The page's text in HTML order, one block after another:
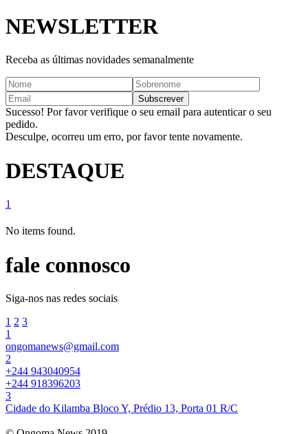
NEWSLETTER
Receba as últimas novidades semanalmente
Sucesso! Por favor verifique o seu email para autenticar o seu
pedido.
Desculpe, ocorreu um erro, por favor tente novamente.
DESTAQUE
1
No items found.
fale connosco
Siga-nos nas redes sociais
1 2 3
1
ongomanews@gmail.com
2
+244 943040954
+244 918396203
3
Cidade do Kilamba Bloco Y, Prédio 13, Porta 01 R/C